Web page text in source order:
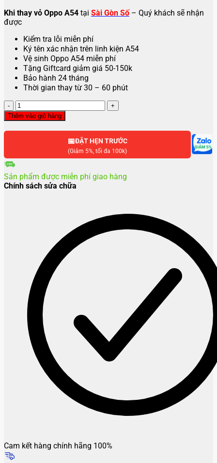
Khi thay vỏ Oppo A54 tại Sài Gòn Số– Quý khách sẽ nhận
được
Kiểm tra lỗi miễn phí
Ký tên xác nhận trên linh kiện A54
Vệ sinh Oppo A54 miễn phí
Tặng Giftcard giảm giá 50-150k
Bảo hành 24 tháng
Thời gian thay từ 30 – 60 phút
Thay
vỏ
Oppo
A58
Thêm vào giỏ hàng
📅ĐẶT HẸN TRƯỚC
(Giảm 5%, tối đa 100k)
Sản phẩm được miễn phí giao hàng
Chính sách sửa chữa
Cam kết hàng chính hãng 100%